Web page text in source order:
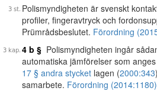
Polismyndigheten är svenskt
profiler, fingeravtryck och
Prümrådsbeslutet. Förordning
4 b § Polismyndigheten ingår
automatiska jämförelser som
17 § andra stycket lagen (2000:343
samarbete. Förordning